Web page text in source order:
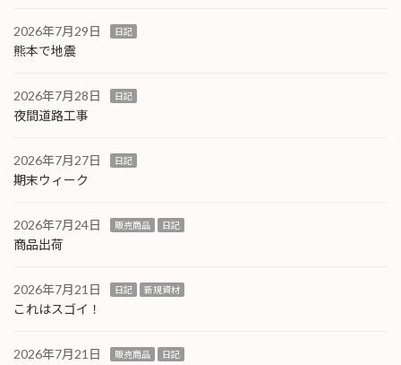
2026年7月29日 日記
熊本で地震
2026年7月28日 日記
夜間道路工事
2026年7月27日 日記
期末ウィーク
2026年7月24日 販売商品 日記
商品出荷
2026年7月21日 日記 新規資材
これはスゴイ！
2026年7月21日 販売商品 日記